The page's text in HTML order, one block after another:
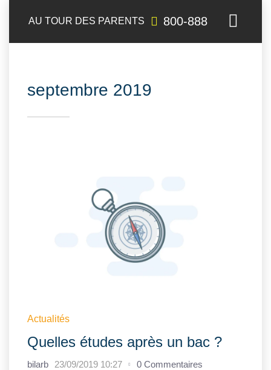
AU TOUR DES PARENTS 800-888
septembre 2019
Actualités
Quelles études après un bac ?
bilarb 23/09/2019 10:27 0 Commentaires